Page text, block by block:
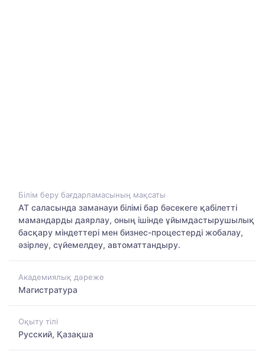
Білім беру бағдарламасының мақсаты
АТ саласында заманауи білімі бар бәсекеге қабілетті
мамандарды даярлау, оның ішінде ұйымдастырушылық
басқару міндеттері мен бизнес-процестерді жобалау,
әзірлеу, сүйемелдеу, автоматтандыру.
Академиялық дәреже
Магистратура
Оқыту тілі
Русский, Қазақша